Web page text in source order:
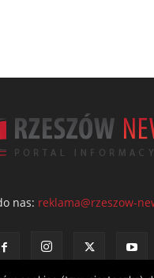
nas: reklama@rzeszow-